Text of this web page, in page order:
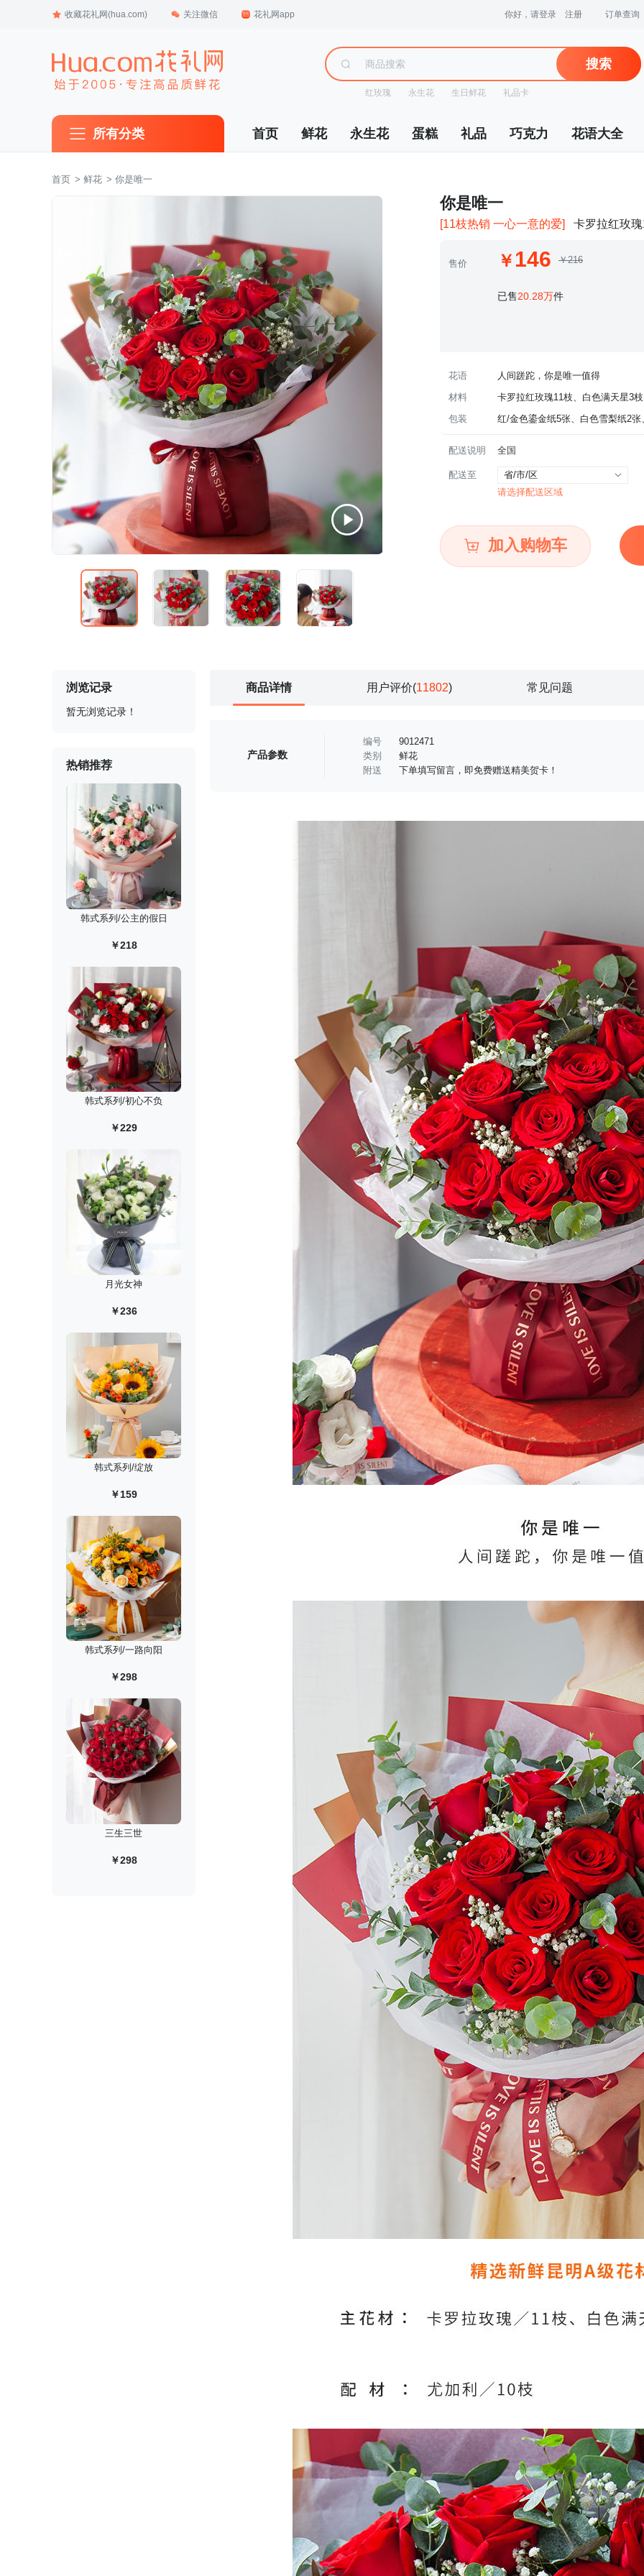
收藏花礼网(hua.com) 关注微信 花礼网app 你好，请登录 注册 订单查询
搜索
红玫瑰 永生花 生日鲜花 礼品卡
所有分类 首页 鲜花 永生花 蛋糕 礼品 巧克力 花语大全
首页 > 鲜花 > 你是唯一
你是唯一
[11枝热销 一心一意的爱] 卡罗拉红玫
售价 146 ￥216
已售20.28万件
花语
人间蹉跎，你是唯一值得
材料
卡罗拉红玫瑰11枝、白色满天星3
包装
红/金色鎏金纸5张、白色雪梨纸2
配送说明 全国
配送至
省/市/区
请选择配送区域
加入购物车
浏览记录
暂无浏览记录！
热销推荐
韩式系列/公主的假日
￥218
韩式系列/初心不负
￥229
月光女神
￥236
韩式系列/绽放
￥159
韩式系列/一路向阳
￥298
三生三世
￥298
商品详情 用户评价(11802) 常见问题
产品参数
编号
9012471
类别
鲜花
附送
下单填写留言，即免费赠送精美贺卡！